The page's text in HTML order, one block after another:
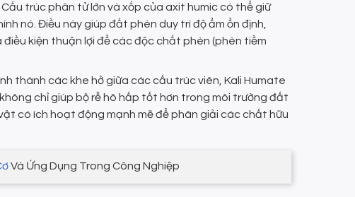
trúc phân tử lớn và xốp của axit humic có thể giữ
nó. Điều này giúp đất phèn duy trì độ ẩm ổn định,
kiện thuận lợi để các độc chất phèn (phèn tiềm
thành các khe hở giữa các cấu trúc viên, Kali Humate
chỉ giúp bộ rễ hô hấp tốt hơn trong môi trường đất
có ích hoạt động mạnh mẽ để phân giải các chất hữu
Và Ứng Dụng Trong Công Nghiệp